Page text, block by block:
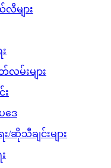
လီများ
မ်းများ
း
ဒေ
ဆိုသီချင်းများ